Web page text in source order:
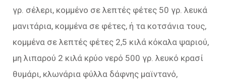
γρ. σέλερι, κομμένο σε λεπτές φέτες 50 γρ. λευκά
μανιτάρια, κομμένα σε φέτες, ή τα κοτσάνια τους,
κομμένα σε λεπτές φέτες 2,5 κιλά κόκαλα ψαριού,
μη λιπαρού 2 κιλά κρύο νερό 500 γρ. λευκό κρασί
θυμάρι, κλωνάρια φύλλα δάφνης μαϊντανό,